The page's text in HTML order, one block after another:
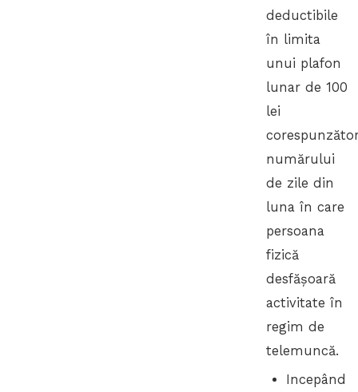
deductibile
în limita
unui plafon
lunar de 100
lei
numărului
de zile din
luna în care
persoana
fizică
desfășoară
activitate în
regim de
telemuncă.
Incepând